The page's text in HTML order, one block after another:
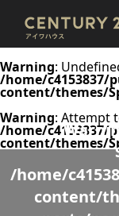
Warning:
/home/
content/themes/
Warning: Attempt
/home/
content/themes/
/home/
content/